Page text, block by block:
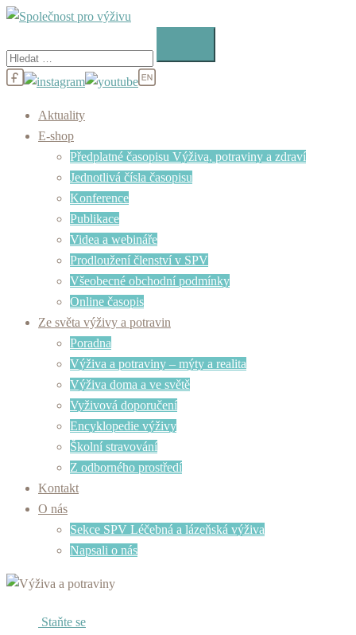
Skip
content
Aktuality
E-shop
Předplatné časopisu Výživa, potraviny a zdraví
Jednotlivá čísla časopisu
Konference
Publikace
Videa a webináře
Prodloužení členství v SPV
Všeobecné obchodní podmínky
Online časopis
Ze světa výživy a potravin
Poradna
Výživa a potraviny – mýty a realita
Výživa doma a ve světě
Vyživová doporučení
Encyklopedie výživy
Školní stravování
Z odborného prostředí
Kontakt
O nás
Sekce SPV Léčebná a lázeňská výživa
Napsali o nás
Staňte se